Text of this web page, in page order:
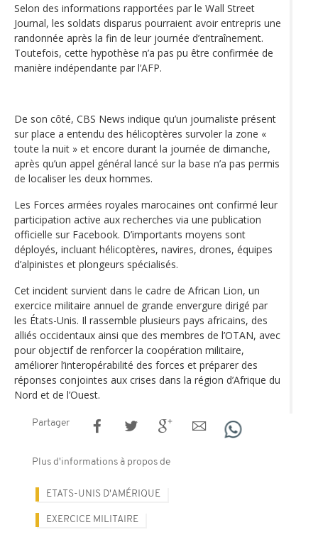
Selon des informations rapportées par le Wall Street
Journal, les soldats disparus pourraient avoir entrepris une
randonnée après la fin de leur journée d’entraînement.
Toutefois, cette hypothèse n’a pas pu être confirmée de
manière indépendante par l’AFP.
De son côté, CBS News indique qu’un journaliste présent
sur place a entendu des hélicoptères survoler la zone «
toute la nuit » et encore durant la journée de dimanche,
après qu’un appel général lancé sur la base n’a pas permis
de localiser les deux hommes.
Les Forces armées royales marocaines ont confirmé leur
participation active aux recherches via une publication
officielle sur Facebook. D’importants moyens sont
déployés, incluant hélicoptères, navires, drones, équipes
d’alpinistes et plongeurs spécialisés.
Cet incident survient dans le cadre de African Lion, un
exercice militaire annuel de grande envergure dirigé par
les États-Unis. Il rassemble plusieurs pays africains, des
alliés occidentaux ainsi que des membres de l’OTAN, avec
pour objectif de renforcer la coopération militaire,
améliorer l’interopérabilité des forces et préparer des
réponses conjointes aux crises dans la région d’Afrique du
Nord et de l’Ouest.
Partager
Plus d'informations à propos de
ETATS-UNIS D'AMÉRIQUE
EXERCICE MILITAIRE